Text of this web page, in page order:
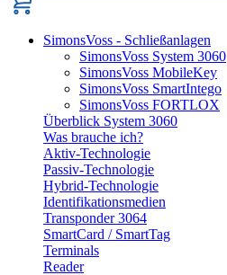
SimonsVoss - Schließanlagen
SimonsVoss System 3060
SimonsVoss MobileKey
SimonsVoss SmartIntego
SimonsVoss FORTLOX
Überblick System 3060
Was brauche ich?
Aktiv-Technologie
Passiv-Technologie
Hybrid-Technologie
Identifikationsmedien
Transponder 3064
SmartCard / SmartTag
Terminals
Reader